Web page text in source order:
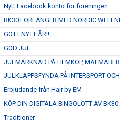
Nytt Facebook konto för föreningen
BK30 FÖRLÄNGER MED NORDIC
GOTT NYTT ÅR!!
GOD JUL
JULMARKNAD PÅ HEMKÖP,
JULKLAPPSFYNDA PÅ INTERSPORT
Erbjudande från Hair by EM
KÖP DIN DIGITALA BINGOLOTT AV
Traditioner